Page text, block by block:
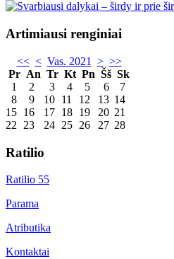
Artimiausi renginiai
<< < Vas. 2021 > >>
Pr An Tr Kt Pn Šš Sk
1
2 3 4 5 6
7
8
9 10 11 12 13 14
15 16 17 18 19 20 21
22
23 24 25 26 27 28
Ratilio
Ratilio 55
Parama
Atributika
Kontaktai